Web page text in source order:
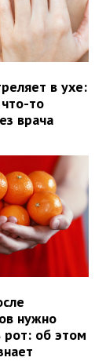
в ухе:
то
врача
нужно
рот: об этом